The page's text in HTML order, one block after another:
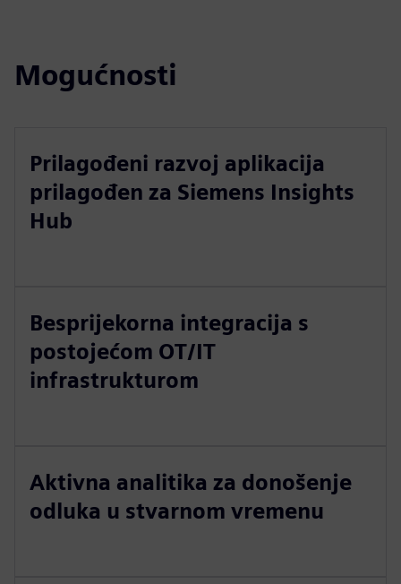
Mogućnosti
Prilagođeni razvoj aplikacija
prilagođen za Siemens Insights
Hub
Besprijekorna integracija s
postojećom OT/IT
infrastrukturom
Aktivna analitika za donošenje
odluka u stvarnom vremenu